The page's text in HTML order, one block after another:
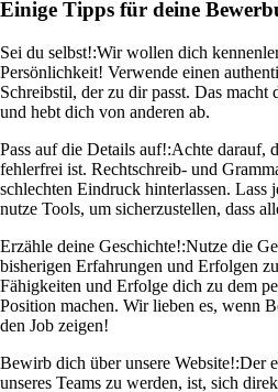
Einige Tipps für deine
Sei du selbst!:Wir wollen dich
Persönlichkeit! Verwende einen
Schreibstil, der zu dir passt. Das
und hebt dich von anderen ab.
Pass auf die Details auf!:Achte darauf,
fehlerfrei ist. Rechtschreib- und
schlechten Eindruck hinterlassen. Lass
nutze Tools, um sicherzustellen, dass
Erzähle deine Geschichte!:Nutze die
bisherigen Erfahrungen und Erfolgen
Fähigkeiten und Erfolge dich zu dem
Position machen. Wir lieben es, wenn
den Job zeigen!
Bewirb dich über unsere Website!:Der
unseres Teams zu werden, ist, sich